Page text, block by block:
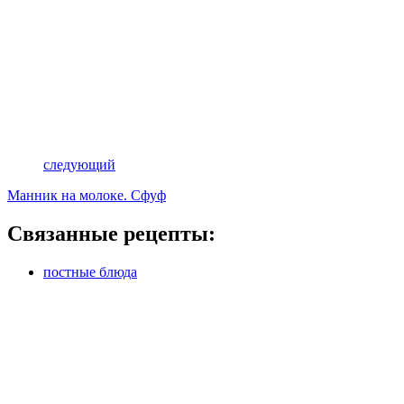
следующий
Манник на молоке. Сфуф
Связанные рецепты:
постные блюда